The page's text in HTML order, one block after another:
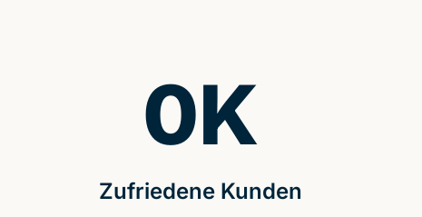
Zufriedene Kunden
0K